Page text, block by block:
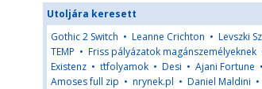
Utoljára keresett
Gothic 2 Switch • Leanne Crichton • Levszki
TEMP • Friss pályázatok magánszemélyeknek
Existenz • ťtfolyamok • Desi • Ajani Fortune •
Amoses full zip • nrynek.pl • Daniel Maldini •